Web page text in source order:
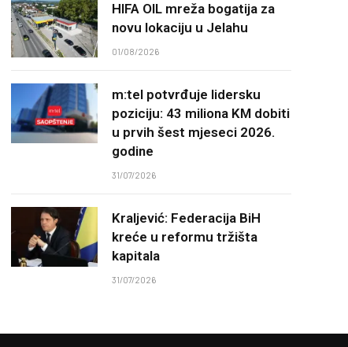
HIFA OIL mreža bogatija za
novu lokaciju u Jelahu
01/08/2026
m:tel potvrđuje lidersku
poziciju: 43 miliona KM dobiti
u prvih šest mjeseci 2026.
godine
31/07/2026
Kraljević: Federacija BiH
kreće u reformu tržišta
kapitala
31/07/2026